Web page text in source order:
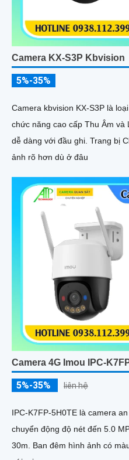
Camera KX-S3P Kbvision
5%-35%
Camera kbvision KX-S3P là
chức năng cao cấp Thu Âm và
dễ dàng với đầu ghi. Trang bị Chống Ngược Sáng DWDR hình
ảnh rõ hơn dù ở đâu
Camera 4G Imou IPC-
5%-35% liên hệ
IPC-K7FP-5H0TE là camera
chuyển động độ nét đến 5.0
30m. Ban đêm hình ảnh có màu sáng mịn. Công nghệ nổi bật